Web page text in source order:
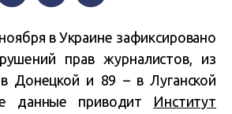
в Украине зафиксировано
прав журналистов, из
Донецкой и 89 – в Луганской
данные приводит Институт